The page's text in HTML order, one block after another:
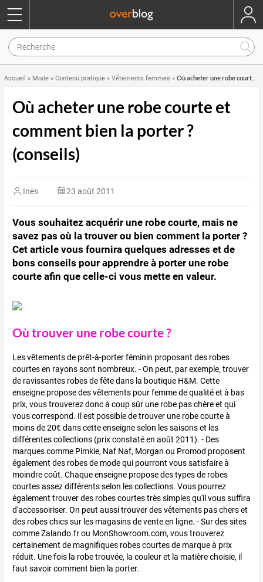
Accueil » Mode » Contenu pratique » Vêtements femmes » Où acheter une robe courte et comment bien la porter ? (conseils)
Où acheter une robe courte et
comment bien la porter ?
(conseils)
Ines 23 août 2011
Vous souhaitez acquérir une robe courte, mais ne
savez pas où la trouver ou bien comment la porter ?
Cet article vous fournira quelques adresses et de
bons conseils pour apprendre à porter une robe
courte afin que celle-ci vous mette en valeur.
Où trouver une robe courte ?
Les vêtements de prêt-à-porter féminin proposant des robes
courtes en rayons sont nombreux. - On peut, par exemple, trouver
de ravissantes robes de fête dans la boutique H&M. Cette
enseigne propose des vêtements pour femme de qualité et à bas
prix, vous trouverez donc à coup sûr une robe pas chère et qui
vous correspond. Il est possible de trouver une robe courte à
moins de 20€ dans cette enseigne selon les saisons et les
différentes collections (prix constaté en août 2011). - Des
marques comme Pimkie, Naf Naf, Morgan ou Promod proposent
également des robes de mode qui pourront vous satisfaire à
moindre coût. Chaque enseigne propose des types de robes
courtes assez différents selon les collections. Vous pourrez
également trouver des robes courtes très simples qu'il vous suffira
d'accessoiriser. On peut aussi trouver des vêtements pas chers et
des robes chics sur les magasins de vente en ligne. - Sur des sites
comme Zalando.fr ou MonShowroom.com, vous trouverez
certainement de magnifiques robes courtes de marque à prix
réduit. Une fois la robe trouvée, la couleur et la matière choisie, il
faut savoir comment bien la porter.